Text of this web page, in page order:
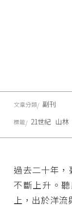
過去二十年，
不斷上升。
上，出於洋流
文章分類 副刊
標籤 21世紀 山林